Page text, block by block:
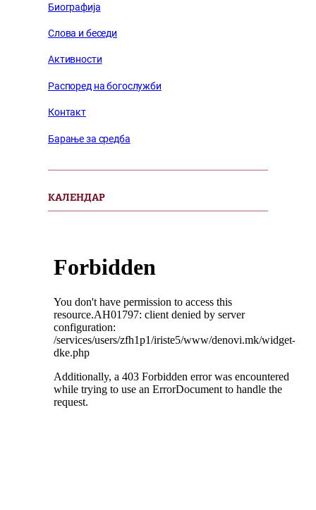
Биографија
Слова и беседи
Активности
Распоред на богослужби
Контакт
Барање за средба
КАЛЕНДАР